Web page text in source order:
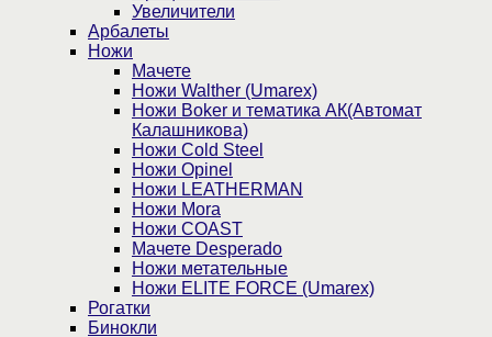
Увеличители
Арбалеты
Ножи
Мачете
Ножи Walther (Umarex)
Ножи Boker и тематика АК(Автомат
Калашникова)
Ножи Cold Steel
Ножи Opinel
Ножи LEATHERMAN
Ножи Mora
Ножи COAST
Мачете Desperado
Ножи метательные
Ножи ELITE FORCE (Umarex)
Рогатки
Бинокли